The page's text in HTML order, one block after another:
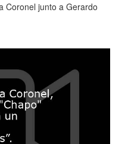
Coronel junto a Gerardo